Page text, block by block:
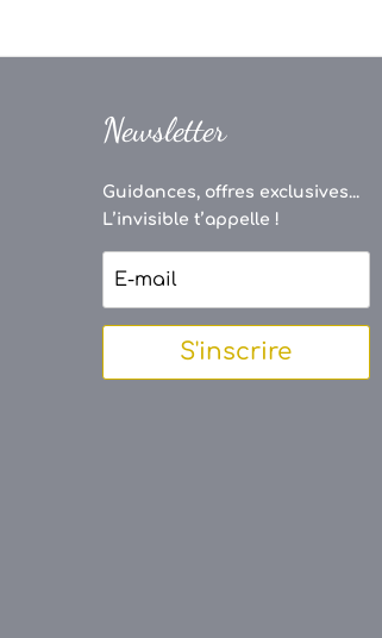
Newsletter
Guidances, offres exclusives...
L’invisible t’appelle !
S'inscrire